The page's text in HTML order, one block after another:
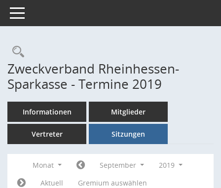
Toggle navigation
Rechercheauswahl
Zweckverband Rheinhessen-
Sparkasse - Termine 2019
Informationen Mitglieder
Vertreter Sitzungen
Monat September
2019
Aktuell
Gremium auswählen